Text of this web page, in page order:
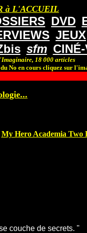
à L'ACCUEIL
DVD
JEUX
sfm
18 000 articles
No en cours cliquez sur
My Hero Academia Two
couche de secrets. "